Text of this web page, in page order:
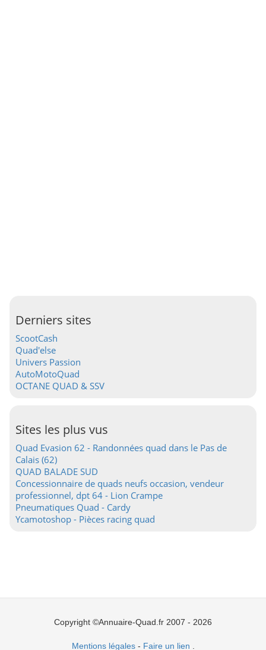
Derniers sites
ScootCash
Quad'else
Univers Passion
AutoMotoQuad
OCTANE QUAD & SSV
Sites les plus vus
Quad Evasion 62 - Randonnées quad dans le Pas de
Calais (62)
QUAD BALADE SUD
Concessionnaire de quads neufs occasion, vendeur
professionnel, dpt 64 - Lion Crampe
Pneumatiques Quad - Cardy
Ycamotoshop - Pièces racing quad
Copyright ©Annuaire-Quad.fr 2007 - 2026
Mentions légales- Faire un lien